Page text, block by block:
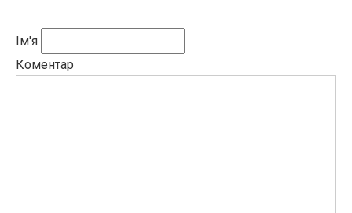
Ім'я
Коментар